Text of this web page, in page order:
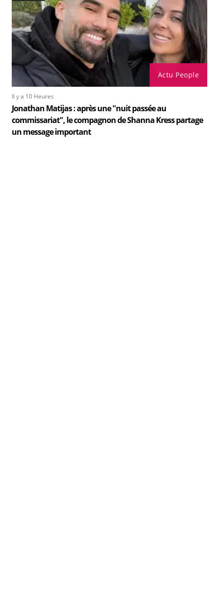
Actu People
Il y a 10 Heures
Jonathan Matijas : après une "nuit passée au
commissariat", le compagnon de Shanna Kress partage
un message important